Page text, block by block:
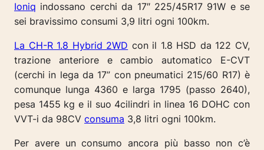
Ioniq indossano cerchi da 17″225/45R17 91W e se
sei bravissimo consumi 3,9 litri ogni 100km.
La CH-R 1.8 Hybrid 2WD con il 1.8 HSD da 122 CV,
trazione anteriore e cambio automatico E-CVT
(cerchi in lega da 17” con pneumatici 215/60 R17) è
comunque lunga 4360 e larga 1795 (passo 2640),
pesa 1455 kg e il suo 4cilindri in linea 16 DOHC con
VVT-i da 98CV consuma 3,8 litri ogni 100km.
Per avere un consumo ancora più basso non c’è